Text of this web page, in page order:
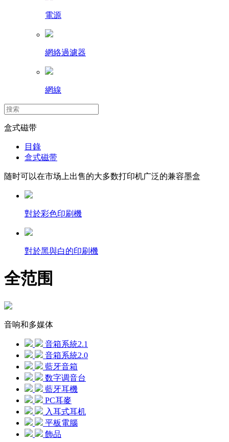
電源
網絡過濾器
網線
盒式磁带
目錄
盒式磁带
随时可以在市场上出售的大多数打印机广泛的兼容墨盒
對於彩色印刷機
對於黑與白的印刷機
全范围
音响和多媒体
音箱系統2.1
音箱系統2.0
藍牙音箱
数字调音台
藍牙耳機
PC耳麥
入耳式耳机
平板電腦
飾品